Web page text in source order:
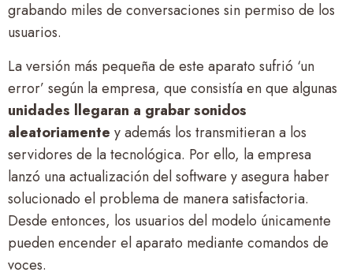
grabando miles de conversaciones sin permiso de los
usuarios.
La versión más pequeña de este aparato sufrió ‘un
error’ según la empresa, que consistía en que algunas
unidades llegaran a grabar sonidos
aleatoriamente y además los transmitieran a los
servidores de la tecnológica. Por ello, la empresa
lanzó una actualización del software y asegura haber
solucionado el problema de manera satisfactoria.
Desde entonces, los usuarios del modelo únicamente
pueden encender el aparato mediante comandos de
voces.